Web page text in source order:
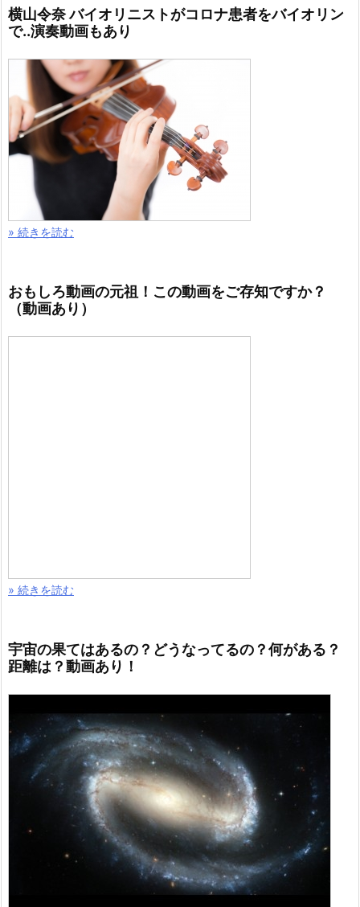
横山令奈 バイオリニストがコロナ患者をバイオリン
で..演奏動画もあり
» 続きを読む
おもしろ動画の元祖！この動画をご存知ですか？
（動画あり）
» 続きを読む
宇宙の果てはあるの？どうなってるの？何がある？
距離は？動画あり！